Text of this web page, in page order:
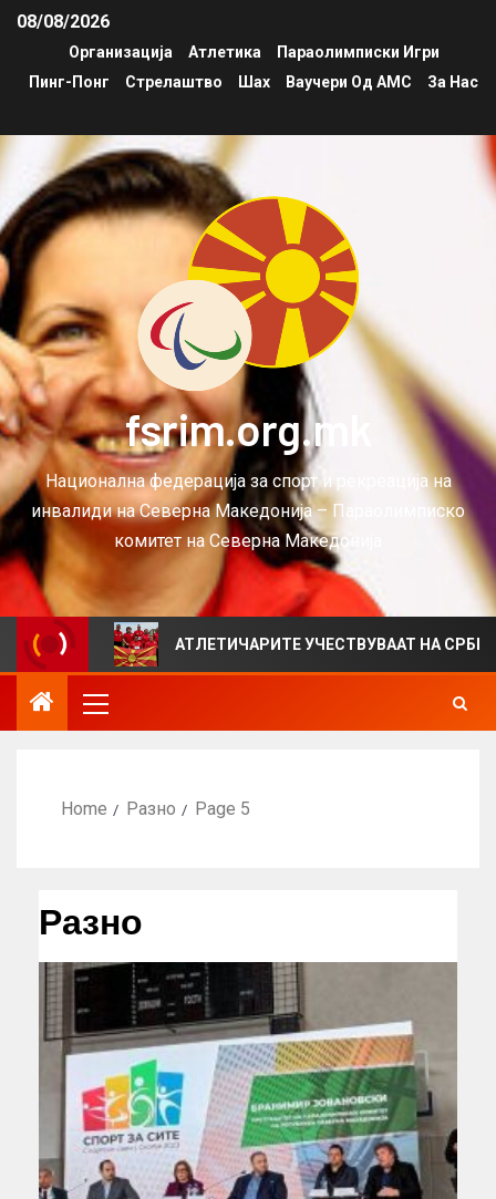
08/08/2026
Организација Атлетика
Параолимписки Игри
Пинг-Понг
Стрелаштво Шах Ваучери Од АМС За Нас
fsrim.org.mk
Национална федерација за спорт и рекреација на
инвалиди на Северна Македонија – Параолимписко
комитет на Северна Македонија
АТЛЕТИЧАРИТЕ УЧЕСТВУВААТ НА СРБИЈА ОПЕН
Home Разно Page 5
Разно